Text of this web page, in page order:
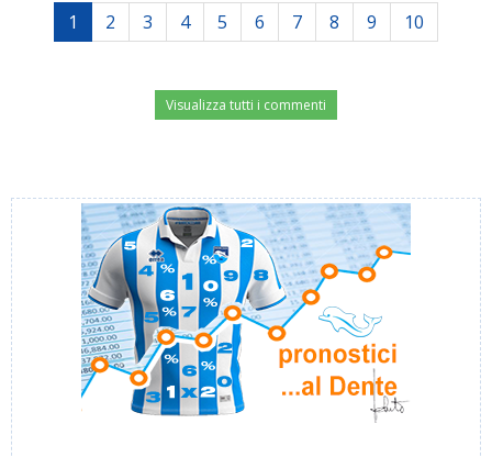
1 2 3 4 5 6 7 8 9 10
Visualizza tutti i commenti